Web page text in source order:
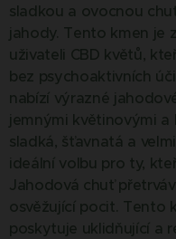
sladkou a ovocnou
jahody. Tento kmen je
uživateli CBD květů,
bez psychoaktivních
nabízí výrazné
jemnými květinovými
sladká, šťavnatá a
ideální volbu pro ty,
Jahodová chuť
osvěžující pocit. Tento
poskytuje uklidňující a